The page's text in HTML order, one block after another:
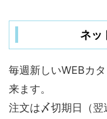
ネッ
毎週新しいWEBカ
来ます。
注文は〆切期日（